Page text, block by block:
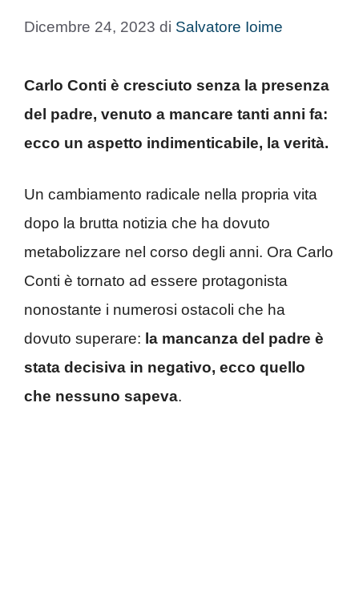
Dicembre 24, 2023 di Salvatore Ioime
Carlo Conti è cresciuto senza la presenza
del padre, venuto a mancare tanti anni fa:
ecco un aspetto indimenticabile, la verità.
Un cambiamento radicale nella propria vita
dopo la brutta notizia che ha dovuto
metabolizzare nel corso degli anni. Ora Carlo
Conti è tornato ad essere protagonista
nonostante i numerosi ostacoli che ha
dovuto superare: la mancanza del padre è
stata decisiva in negativo, ecco quello
che nessuno sapeva.